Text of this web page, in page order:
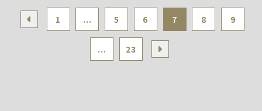
1 ... 5 6 7 8 9
... 23